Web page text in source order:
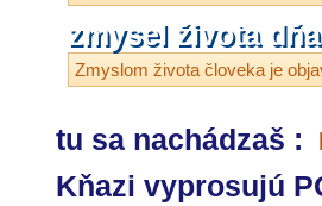
zmysel života
Zmyslom života človeka je
tu sa nachádzaš :
Kňazi vyprosujú